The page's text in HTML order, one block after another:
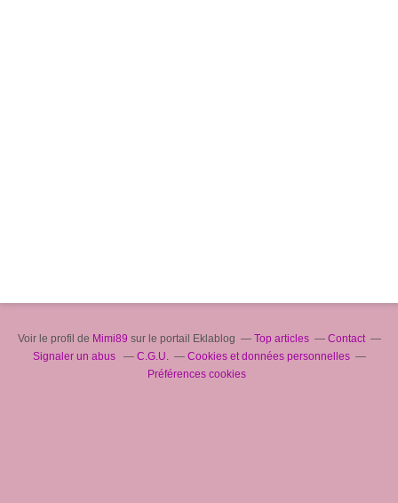
Voir le profil de Mimi89 sur le portail Eklablog Top articles
Contact
Signaler un abus
C.G.U.
Cookies et données personnelles
Préférences cookies